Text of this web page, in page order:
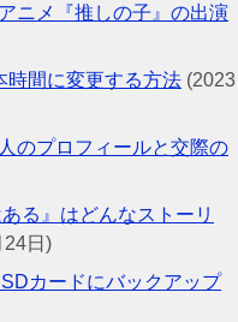
ニメ『推しの子』の出演
時間に変更する方法 (2023
のプロフィールと交際の
る』はどんなストーリ
24日)
カードにバックアップ